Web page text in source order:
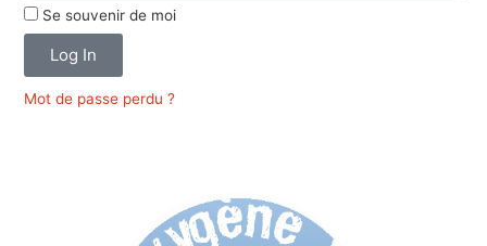
Se souvenir de moi
Log In
Mot de passe perdu ?